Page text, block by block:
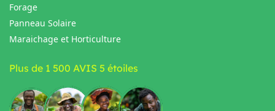
Forage
Panneau Solaire
Maraichage et Horticulture
Plus de 1 500 AVIS 5 étoiles